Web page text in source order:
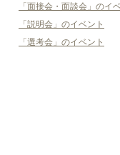
「面接会・面談会」のイ
「説明会」のイベント
「選考会」のイベント